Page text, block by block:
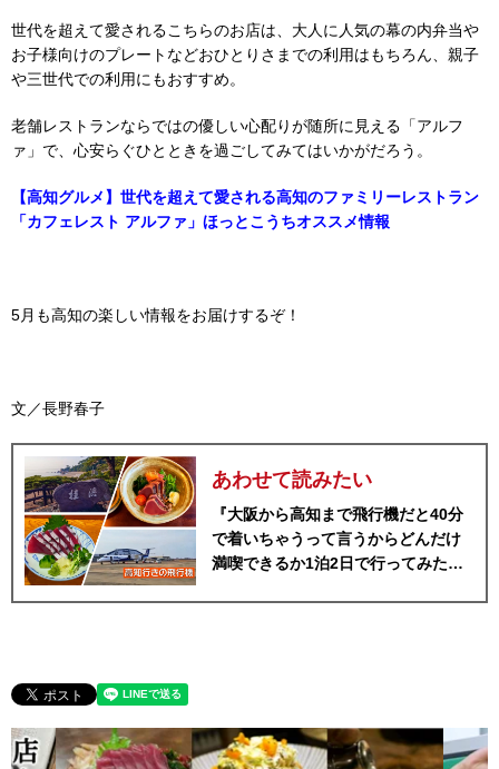
世代を超えて愛されるこちらのお店は、大人に人気の幕の内弁当や
お子様向けのプレートなどおひとりさまでの利用はもちろん、親子
や三世代での利用にもおすすめ。
老舗レストランならではの優しい心配りが随所に見える「アルフ
ァ」で、心安らぐひとときを過ごしてみてはいかがだろう。
【高知グルメ】世代を超えて愛される高知のファミリーレストラン
「カフェレスト アルファ」ほっとこうちオススメ情報
5月も高知の楽しい情報をお届けするぞ！
文／長野春子
あわせて読みたい
『大阪から高知まで飛行機だと40分
で着いちゃうって言うからどんだけ
満喫できるか1泊2日で行ってみたら